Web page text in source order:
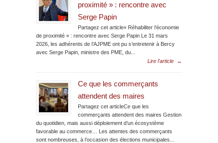
proximité » : rencontre avec
Serge Papin
Partagez cet article« Réhabiliter l’économie
de proximité » : rencontre avec Serge Papin Le 31 mars
2026, les adhérents de l’AJPME ont pu s’entretenir à Bercy
avec Serge Papin, ministre des PME, du...
Lire l'article
→
Ce que les commerçants
attendent des maires
Partagez cet articleCe que les
commerçants attendent des maires Gestion
du quotidien, mais aussi déploiement d’un écosystème
favorable au commerce… Les attentes des commerçants
sont nombreuses, à l’occasion des élections municipales...